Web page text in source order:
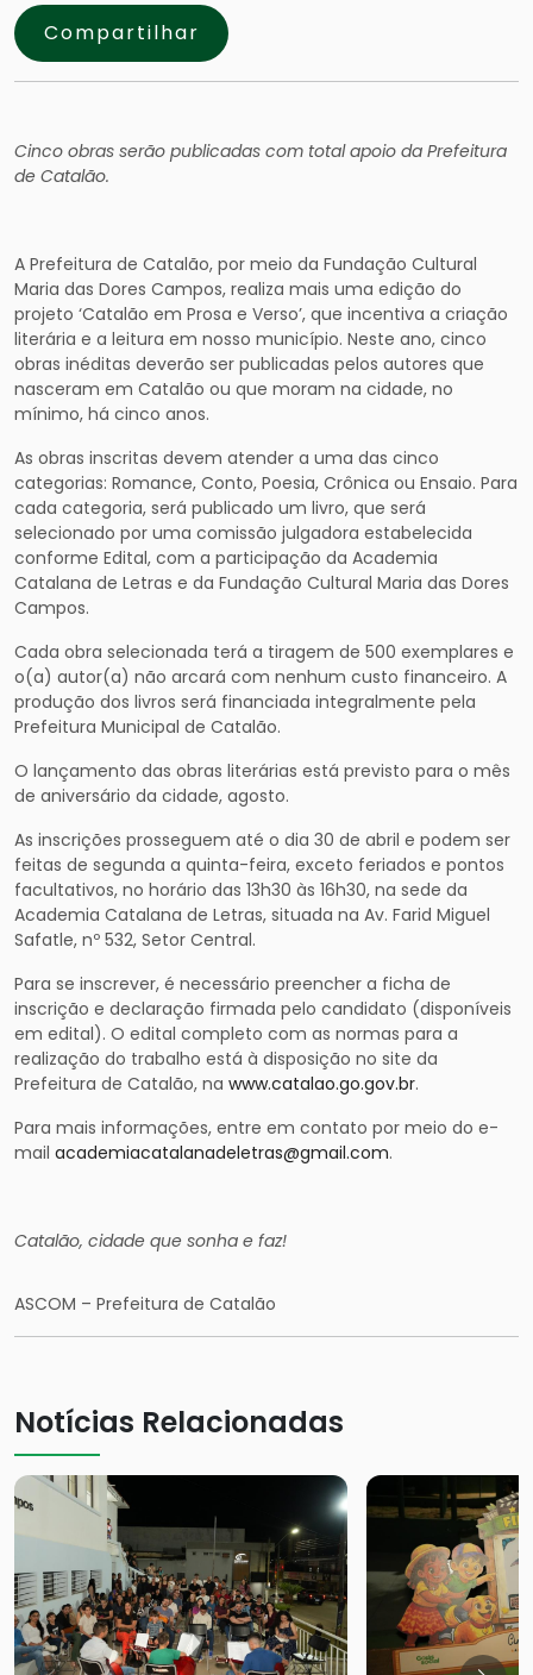
Compartilhar
Cinco obras serão publicadas com total apoio da Prefeitura
de Catalão.
A Prefeitura de Catalão, por meio da Fundação Cultural
Maria das Dores Campos, realiza mais uma edição do
projeto ‘Catalão em Prosa e Verso’, que incentiva a criação
literária e a leitura em nosso município. Neste ano, cinco
obras inéditas deverão ser publicadas pelos autores que
nasceram em Catalão ou que moram na cidade, no
mínimo, há cinco anos.
As obras inscritas devem atender a uma das cinco
categorias: Romance, Conto, Poesia, Crônica ou Ensaio. Para
cada categoria, será publicado um livro, que será
selecionado por uma comissão julgadora estabelecida
conforme Edital, com a participação da Academia
Catalana de Letras e da Fundação Cultural Maria das Dores
Campos.
Cada obra selecionada terá a tiragem de 500 exemplares e
o(a) autor(a) não arcará com nenhum custo financeiro. A
produção dos livros será financiada integralmente pela
Prefeitura Municipal de Catalão.
O lançamento das obras literárias está previsto para o mês
de aniversário da cidade, agosto.
As inscrições prosseguem até o dia 30 de abril e podem ser
feitas de segunda a quinta-feira, exceto feriados e pontos
facultativos, no horário das 13h30 às 16h30, na sede da
Academia Catalana de Letras, situada na Av. Farid Miguel
Safatle, nº 532, Setor Central.
Para se inscrever, é necessário preencher a ficha de
inscrição e declaração firmada pelo candidato (disponíveis
em edital). O edital completo com as normas para a
realização do trabalho está à disposição no site da
Prefeitura de Catalão, na www.catalao.go.gov.br.
Para mais informações, entre em contato por meio do e-
mail academiacatalanadeletras@gmail.com.
Catalão, cidade que sonha e faz!
ASCOM – Prefeitura de Catalão
Notícias Relacionadas